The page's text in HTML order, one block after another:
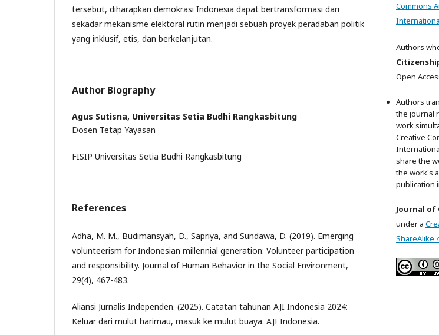
tersebut, diharapkan demokrasi Indonesia dapat bertransformasi dari
sekadar mekanisme elektoral rutin menjadi sebuah proyek peradaban politik
yang inklusif, etis, dan berkelanjutan.
Author Biography
Agus Sutisna, Universitas Setia Budhi Rangkasbitung
Dosen Tetap Yayasan
FISIP Universitas Setia Budhi Rangkasbitung
References
Adha, M. M., Budimansyah, D., Sapriya, and Sundawa, D. (2019). Emerging
volunteerism for Indonesian millennial generation: Volunteer participation
and responsibility. Journal of Human Behavior in the Social Environment,
29(4), 467-483.
Aliansi Jurnalis Independen. (2025). Catatan tahunan AJI Indonesia 2024:
Keluar dari mulut harimau, masuk ke mulut buaya. AJI Indonesia.
Commons
Authors
Open
Authors
the journal
work
Creative
share the
the work's
publication
Journal of
under a
ShareAlike